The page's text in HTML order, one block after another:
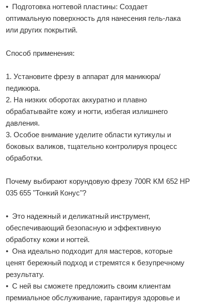
• Подготовка ногтевой пластины: Создает
оптимальную поверхность для нанесения гель-лака
или других покрытий.
Способ применения:
1. Установите фрезу в аппарат для маникюра/
педикюра.
2. На низких оборотах аккуратно и плавно
обрабатывайте кожу и ногти, избегая излишнего
давления.
3. Особое внимание уделите области кутикулы и
боковых валиков, тщательно контролируя процесс
обработки.
Почему выбирают корундовую фрезу 700R KM 652 HP
035 655 "Тонкий Конус"?
• Это надежный и деликатный инструмент,
обеспечивающий безопасную и эффективную
обработку кожи и ногтей.
• Она идеально подходит для мастеров, которые
ценят бережный подход и стремятся к безупречному
результату.
• С ней вы сможете предложить своим клиентам
премиальное обслуживание, гарантируя здоровье и